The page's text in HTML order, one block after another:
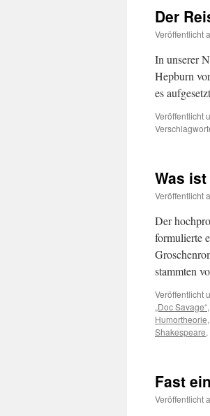
Der
Veröffentlicht
In unserer
Hepburn
es
Veröffentlicht
Was
Veröffentlicht
Der
formulierte
stammten
Veröffentlicht
„Doc Savage“,
Humortheorie,
Shakespeare,
Fast
Veröffentlicht